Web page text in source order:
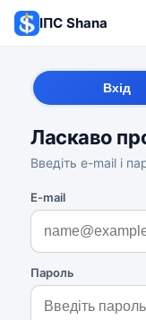
ІПС Shana
Вхід
Ласкаво
Введіть e-mail і
E-mail
Пароль